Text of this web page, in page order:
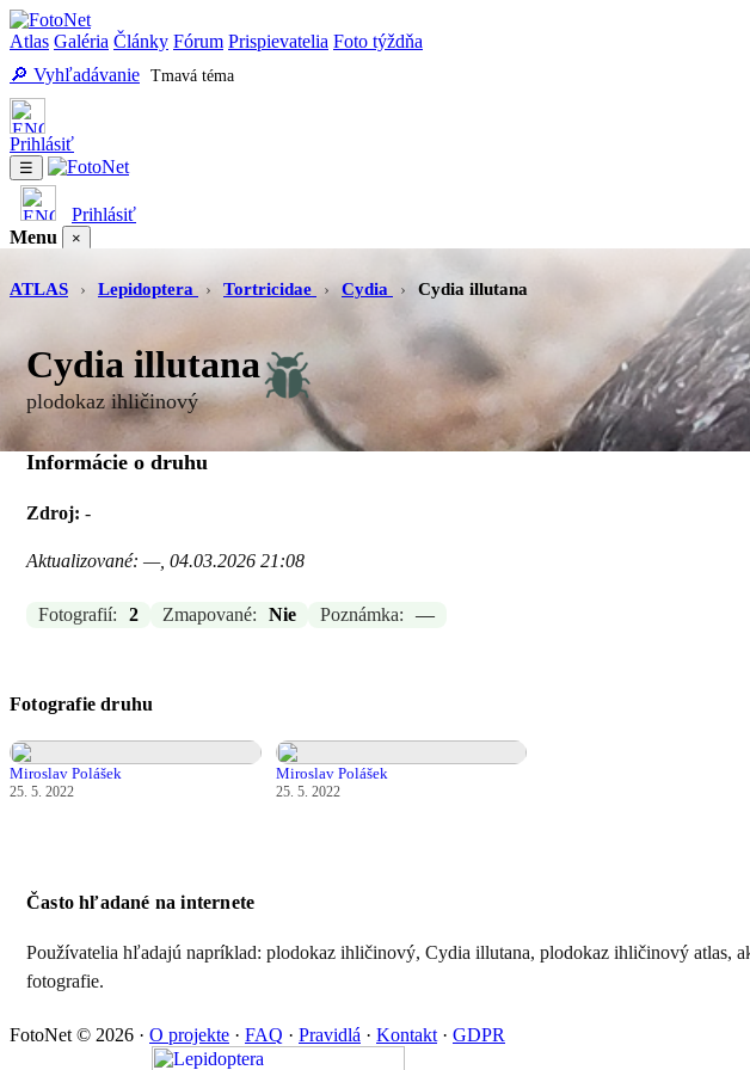
Atlas Galéria Články Fórum Prispievatelia Foto týždňa
🔎 Vyhľadávanie Tmavá téma
Prihlásiť
☰
Prihlásiť
Menu
×
ATLAS
› Lepidoptera › Tortricidae › Cydia › Cydia illutana
Cydia illutana
plodokaz ihličinový
Informácie o druhu
Zdroj: -
Aktualizované: —, 04.03.2026 21:08
Fotografií: 2 Zmapované: Nie Poznámka: —
Fotografie druhu
Miroslav Polášek
25. 5. 2022
Miroslav Polášek
25. 5. 2022
Často hľadané na internete
Používatelia hľadajú napríklad: plodokaz ihličinový, Cydia illutana, plodokaz ihličinový
fotografie.
FotoNet © 2026 · O projekte · FAQ · Pravidlá · Kontakt · GDPR